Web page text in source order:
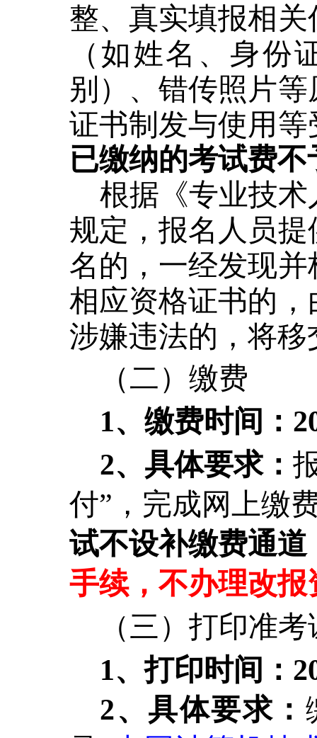
整、真实填报相
（如姓名、身份
别）、错传照片
证书制发与使用
已缴纳的考试费不
根据《专业技
规定，报名人员
名的，一经发现
相应资格证书的
涉嫌违法的，将
（二）缴费
1、缴费时间：
2、具体要求：
付”，完成网上缴
试不设补缴费通
手续，不办理改
（三）打印准考
1、打印时间：
2、具体要求：